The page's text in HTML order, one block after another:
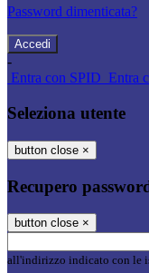
Password dimenticata?
-
Entra con SPID Entra
Seleziona utente
button close ×
Recupero
button close ×
all'indirizzo indicato con le